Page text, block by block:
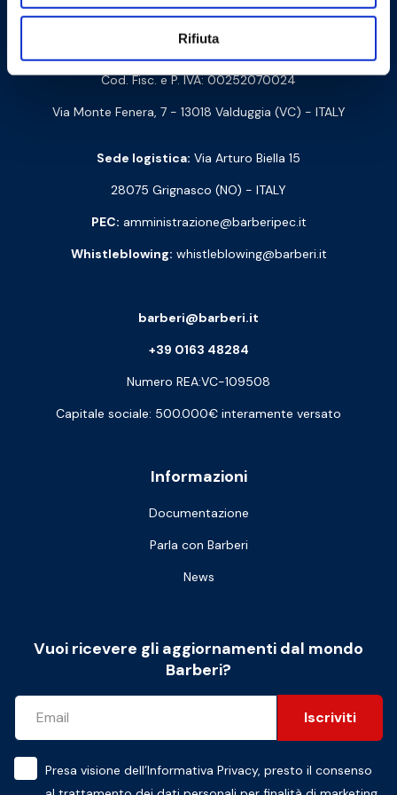
Rifiuta
Contattaci
Barberi Rubinetterie Industriali S.r.l. a socio unico
Cod. Fisc. e P. IVA: 00252070024
Via Monte Fenera, 7 - 13018 Valduggia (VC) - ITALY
Sede logistica: Via Arturo Biella 15
28075 Grignasco (NO) - ITALY
PEC: amministrazione@barberipec.it
Whistleblowing: whistleblowing@barberi.it
Informazioni
Documentazione
Parla con Barberi
News
barberi@barberi.it
+39 0163 48284
Numero REA:VC-109508
Capitale sociale: 500.000€ interamente versato
Vuoi ricevere gli aggiornamenti dal mondo
Barberi?
Iscriviti
Presa visione dell’Informativa Privacy, presto il consenso